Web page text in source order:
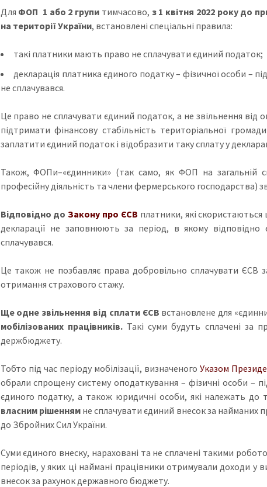
Для ФОП 1 або 2 групи тимчасово, з 1 квітня 2022 року до
на території України, встановлені спеціальні правила:
такі платники мають право не сплачувати єдиний податок;
декларація платника єдиного податку – фізичної особи –
не сплачувався.
Це право не сплачувати єдиний податок, а не звільнення
підтримати фінансову стабільність територіальної
заплатити єдиний податок і відобразити таку сплату у
Також, ФОПи–«єдинники» (так само, як ФОП на загальній
професійну діяльність та члени фермерського господарства)
Відповідно доЗакону про ЄСВ платники, які скористаються
декларації не заповнюють за період, в якому
сплачувався.
Це також не позбавляє права добровільно сплачувати ЄСВ
отримання страхового стажу.
Ще одне звільнення від сплати ЄСВ встановлене для
мобілізованих працівників.Такі суми будуть сплачені за
держбюджету.
Тобто під час періоду мобілізації, визначеногоУказом
обрали спрощену систему оподаткування – фізичні особи –
єдиного податку, а також юридичні особи, які належать до
власним рішеннямне сплачувати єдиний внесок за найманих
до Збройних Сил України.
Суми єдиного внеску, нараховані та не сплачені такими
періодів, у яких ці наймані працівники отримували доходи у
внесок за рахунок державного бюджету.